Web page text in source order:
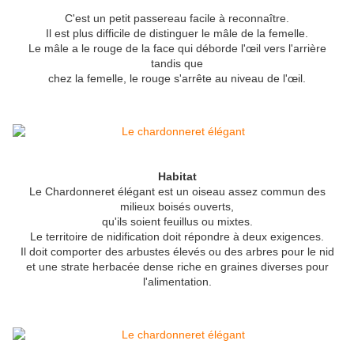
C'est un petit passereau facile à reconnaître.
Il est plus difficile de distinguer le mâle de la femelle.
Le mâle a le rouge de la face qui déborde l'œil vers l'arrière
tandis que
chez la femelle, le rouge s'arrête au niveau de l'œil.
Habitat
Le Chardonneret élégant est un oiseau assez commun des
milieux boisés ouverts,
qu'ils soient feuillus ou mixtes.
Le territoire de nidification doit répondre à deux exigences.
Il doit comporter des arbustes élevés ou des arbres pour le nid
et une strate herbacée dense riche en graines diverses pour
l'alimentation.